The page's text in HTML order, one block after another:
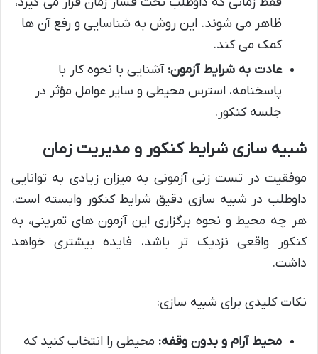
ظاهر می شوند. این روش به شناسایی و رفع آن ها
کمک می کند.
عادت به شرایط آزمون: آشنایی با نحوه کار با
پاسخنامه، استرس محیطی و سایر عوامل مؤثر در
جلسه کنکور.
شبیه سازی شرایط کنکور و مدیریت زمان
موفقیت در تست زنی آزمونی به میزان زیادی به توانایی
داوطلب در شبیه سازی دقیق شرایط کنکور وابسته است.
هر چه محیط و نحوه برگزاری این آزمون های تمرینی، به
کنکور واقعی نزدیک تر باشد، فایده بیشتری خواهد
داشت.
نکات کلیدی برای شبیه سازی:
محیط آرام و بدون وقفه: محیطی را انتخاب کنید که